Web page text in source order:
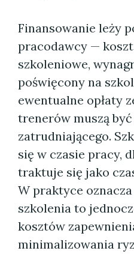
Finansowanie leży
pracodawcy —
szkoleniowe,
poświęcony na
ewentualne opłaty
trenerów muszą
zatrudniającego.
się w czasie pracy,
traktuje się jako
W praktyce
szkolenia to
kosztów
minimalizowania